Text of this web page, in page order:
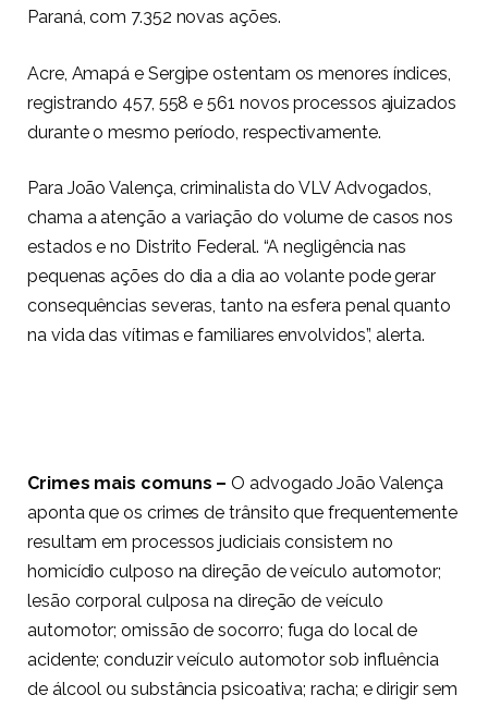
Paraná, com 7.352 novas ações.
Acre, Amapá e Sergipe ostentam os menores índices,
registrando 457, 558 e 561 novos processos ajuizados
durante o mesmo período, respectivamente.
Para João Valença, criminalista do VLV Advogados,
chama a atenção a variação do volume de casos nos
estados e no Distrito Federal. “A negligência nas
pequenas ações do dia a dia ao volante pode gerar
consequências severas, tanto na esfera penal quanto
na vida das vítimas e familiares envolvidos”, alerta.
Crimes mais comuns –O advogado João Valença
aponta que os crimes de trânsito que frequentemente
resultam em processos judiciais consistem no
homicídio culposo na direção de veículo automotor;
lesão corporal culposa na direção de veículo
automotor; omissão de socorro; fuga do local de
acidente; conduzir veículo automotor sob influência
de álcool ou substância psicoativa; racha; e dirigir sem